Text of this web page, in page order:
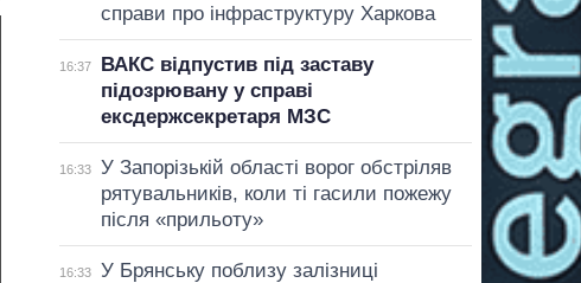
справи про інфраструктуру Харкова
16:37
ВАКС відпустив під заставу
підозрювану у справі
ексдержсекретаря МЗС
16:33
У Запорізькій області ворог обстріляв
рятувальників, коли ті гасили пожежу
після «прильоту»
16:33
У Брянську поблизу залізниці